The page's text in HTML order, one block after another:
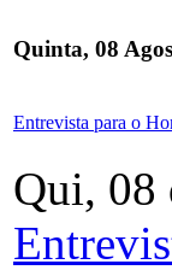
Quinta, 08
Entrevista para o
Qui, 08